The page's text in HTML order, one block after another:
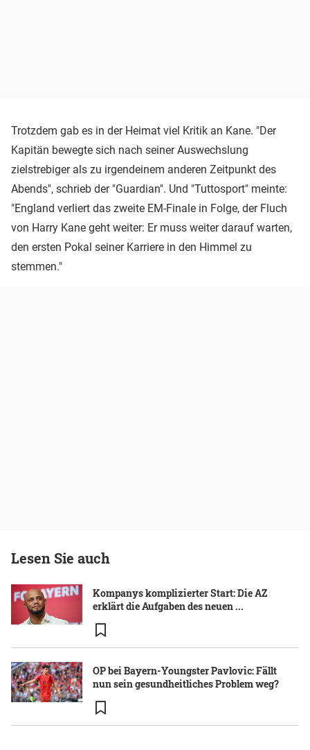
Trotzdem gab es in der Heimat viel Kritik an Kane. "Der
Kapitän bewegte sich nach seiner Auswechslung
zielstrebiger als zu irgendeinem anderen Zeitpunkt des
Abends", schrieb der "Guardian". Und "Tuttosport" meinte:
"England verliert das zweite EM-Finale in Folge, der Fluch
von Harry Kane geht weiter: Er muss weiter darauf warten,
den ersten Pokal seiner Karriere in den Himmel zu
stemmen."
Lesen Sie auch
Kompanys komplizierter Start: Die AZ
erklärt die Aufgaben des neuen ...
OP bei Bayern-Youngster Pavlovic: Fällt
nun sein gesundheitliches Problem weg?